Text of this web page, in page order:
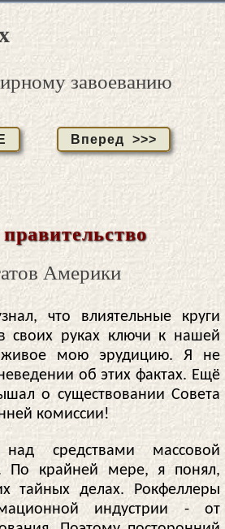
завоеванию
Вперед >>>
Америки
что влиятельные круги
своих руках ключи к нашей
живое мою эрудицию. Я не
об этих фактах. Ещё
о существовании Совета
комиссии!
средствами массовой
По крайней мере, я понял,
тайных делах. Рокфеллеры
индустрии - от